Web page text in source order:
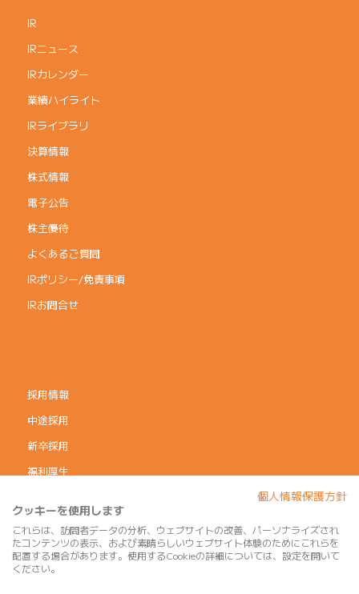
IR
IRニュース
IRカレンダー
業績ハイライト
IRライブラリ
決算情報
株式情報
電子公告
株主優待
よくあるご質問
IRポリシー/免責事項
IRお問合せ
採用情報
中途採用
新卒採用
福利厚生
個人情報保護方針
利用規約
サイトマップ
個人情報保護方針
クッキーを使用します
これらは、訪問者データの分析、ウェブサイトの改善、パーソナライズされ
たコンテンツの表示、および素晴らしいウェブサイト体験のためにこれらを
配置する場合があります。使用するCookieの詳細については、設定を開いて
ください。